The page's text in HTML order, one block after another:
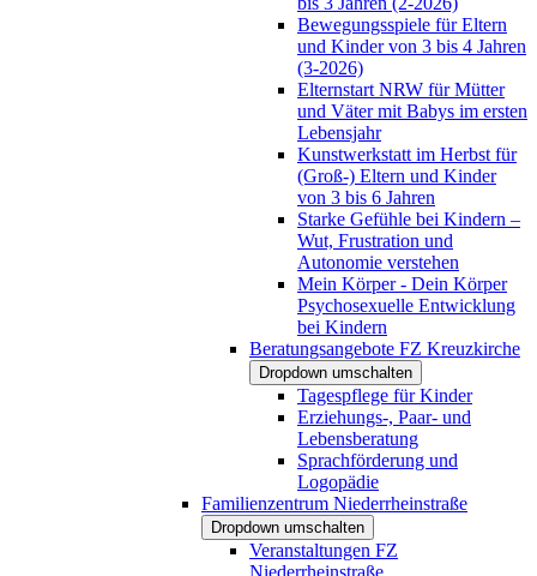
Bewegungsspiele für Eltern
und Kinder von 3 bis 4 Jahren
(3-2026)
Elternstart NRW für Mütter
und Väter mit Babys im ersten
Lebensjahr
Kunstwerkstatt im Herbst für
(Groß-) Eltern und Kinder
von 3 bis 6 Jahren
Starke Gefühle bei Kindern –
Wut, Frustration und
Autonomie verstehen
Mein Körper - Dein Körper
Psychosexuelle Entwicklung
bei Kindern
Beratungsangebote FZ Kreuzkirche
Dropdown umschalten
Tagespflege für Kinder
Erziehungs-, Paar- und
Lebensberatung
Sprachförderung und
Logopädie
Familienzentrum Niederrheinstraße
Dropdown umschalten
Veranstaltungen FZ
Niederrheinstraße